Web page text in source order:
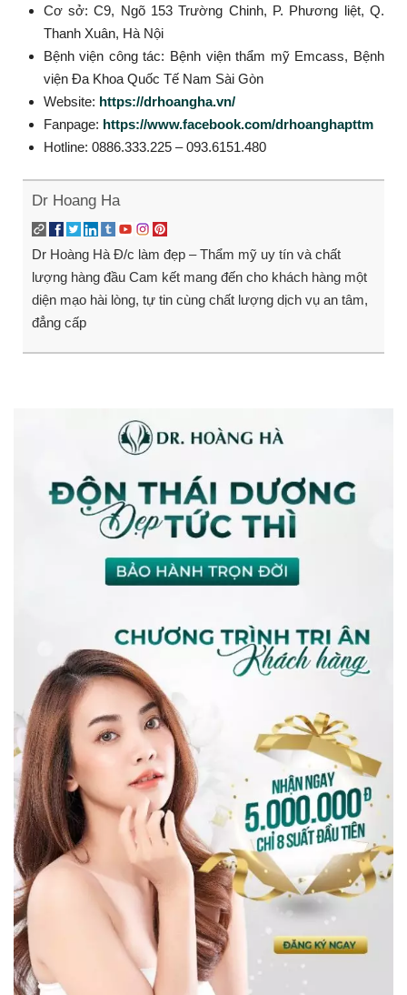
Cơ sở: C9, Ngõ 153 Trường Chinh, P. Phương liệt, Q.
Thanh Xuân, Hà Nội
Bệnh viện công tác: Bệnh viện thẩm mỹ Emcass, Bệnh
viện Đa Khoa Quốc Tế Nam Sài Gòn
Website: https://drhoangha.vn/
Fanpage: https://www.facebook.com/drhoanghapttm
Hotline: 0886.333.225 – 093.6151.480
Dr Hoang Ha
Dr Hoàng Hà Đ/c làm đẹp – Thẩm mỹ uy tín và chất
lượng hàng đầu Cam kết mang đến cho khách hàng một
diện mạo hài lòng, tự tin cùng chất lượng dịch vụ an tâm,
đẳng cấp